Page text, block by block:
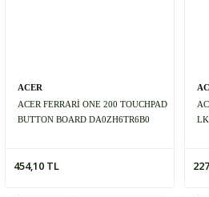
ACER
ACER FERRARİ ONE 200 TOUCHPAD
BUTTON BOARD DA0ZH6TR6B0
454,10 TL